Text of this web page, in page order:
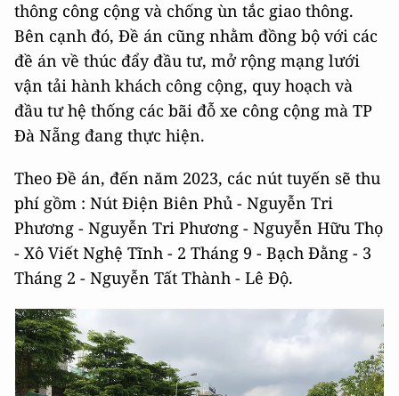
thông công cộng và chống ùn tắc giao thông.
Bên cạnh đó, Đề án cũng nhằm đồng bộ với các
đề án về thúc đẩy đầu tư, mở rộng mạng lưới
vận tải hành khách công cộng, quy hoạch và
đầu tư hệ thống các bãi đỗ xe công cộng mà TP
Đà Nẵng đang thực hiện.
Theo Đề án, đến năm 2023, các nút tuyến sẽ thu
phí gồm : Nút Điện Biên Phủ - Nguyễn Tri
Phương - Nguyễn Tri Phương - Nguyễn Hữu Thọ
- Xô Viết Nghệ Tĩnh - 2 Tháng 9 - Bạch Đằng - 3
Tháng 2 - Nguyễn Tất Thành - Lê Độ.